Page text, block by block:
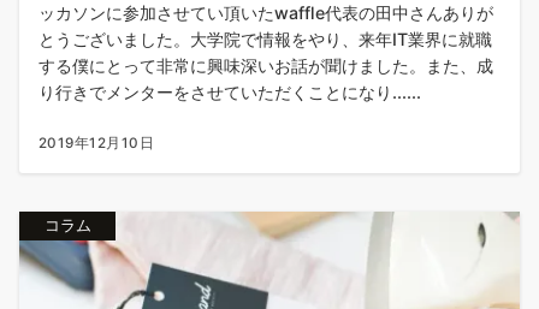
ッカソンに参加させてい頂いたwaffle代表の田中さんありが
とうございました。大学院で情報をやり、来年IT業界に就職
する僕にとって非常に興味深いお話が聞けました。また、成
り行きでメンターをさせていただくことになり......
2019年12月10日
コラム